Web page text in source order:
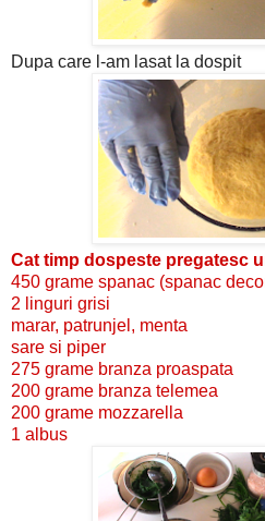
Dupa care l-am lasat la dospit
Cat timp dospeste pregatesc
450 grame spanac (spanac
2 linguri grisi
marar, patrunjel, menta
sare si piper
275 grame branza proaspata
200 grame branza telemea
200 grame mozzarella
1 albus